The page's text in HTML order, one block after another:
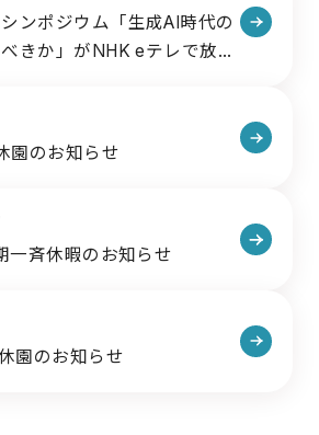
ンポジウム「生成AI時代の
きか」がNHK eテレで放送
園のお知らせ
斉休暇のお知らせ
園のお知らせ